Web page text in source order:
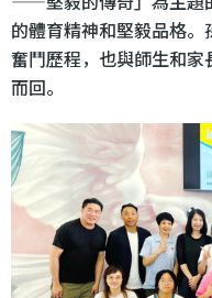
的體育精神和堅毅品格
奮鬥歷程，也與師生和
而回。